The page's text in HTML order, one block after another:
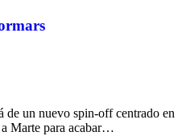
de un nuevo spin-off centrado en
Marte para acabar…